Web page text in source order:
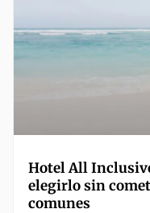
Hotel All
elegirlo sin
comunes